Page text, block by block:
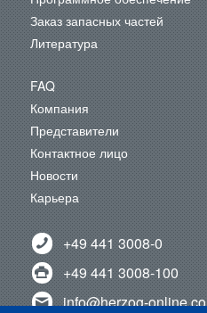
Заказ запасных частей
Литература
FAQ
Компания
Представители
Контактное лицо
Новости
Карьера
+49 441 3008-0
+49 441 3008-100
info@herzog-